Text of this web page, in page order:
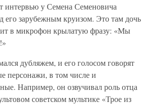
интервью у Семена Семеновича
его зарубежным круизом. Это там дочь
в микрофон крылатую фразу: «Мы
дубляжем, и его голосом говорят
персонажи, в том числе и
Например, он озвучивал роль отца
советском мультике «Трое из